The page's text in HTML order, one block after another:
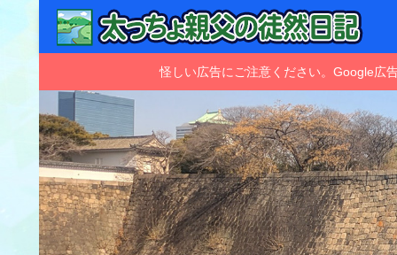
怪しい広告にご注意ください。Google広